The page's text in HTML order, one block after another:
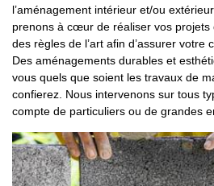
l’aménagement intérieur et/ou
prenons à cœur de réaliser vos projets
des règles de l’art afin d’assurer votre
Des aménagements durables et
vous quels que soient les travaux de
confierez. Nous intervenons sur tous
compte de particuliers ou de grandes